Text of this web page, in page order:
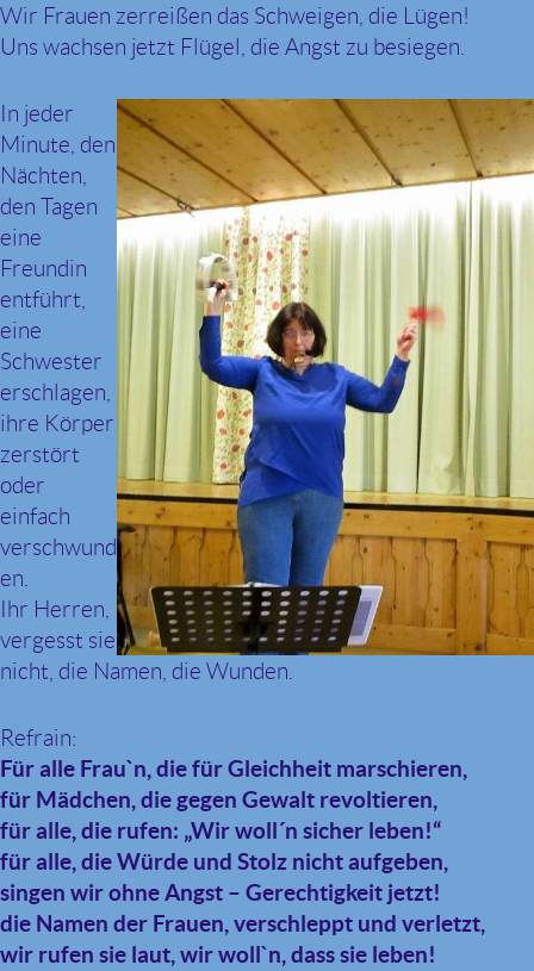
Wir Frauen zerreißen das Schweigen, die Lügen!
Uns wachsen jetzt Flügel, die Angst zu besiegen.
In jeder
Minute, den
Nächten,
den Tagen
eine
Freundin
entführt,
eine
Schwester
erschlagen,
ihre Körper
zerstört
oder
einfach
verschwund
en.
Ihr Herren,
vergesst sie
nicht, die Namen, die Wunden.
Refrain:
Für alle Frau`n, die für Gleichheit marschieren,
für Mädchen, die gegen Gewalt revoltieren,
für alle, die rufen: „Wir woll´n sicher leben!“
für alle, die Würde und Stolz nicht aufgeben,
singen wir ohne Angst – Gerechtigkeit jetzt!
die Namen der Frauen, verschleppt und verletzt,
wir rufen sie laut, wir woll`n, dass sie leben!